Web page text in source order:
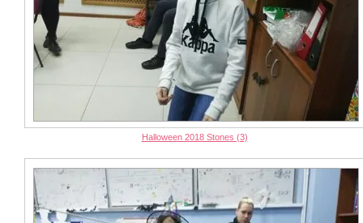
Halloween 2018 Stones (3)